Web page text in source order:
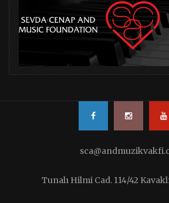
Tunalı Hilmi Cad. 114/42